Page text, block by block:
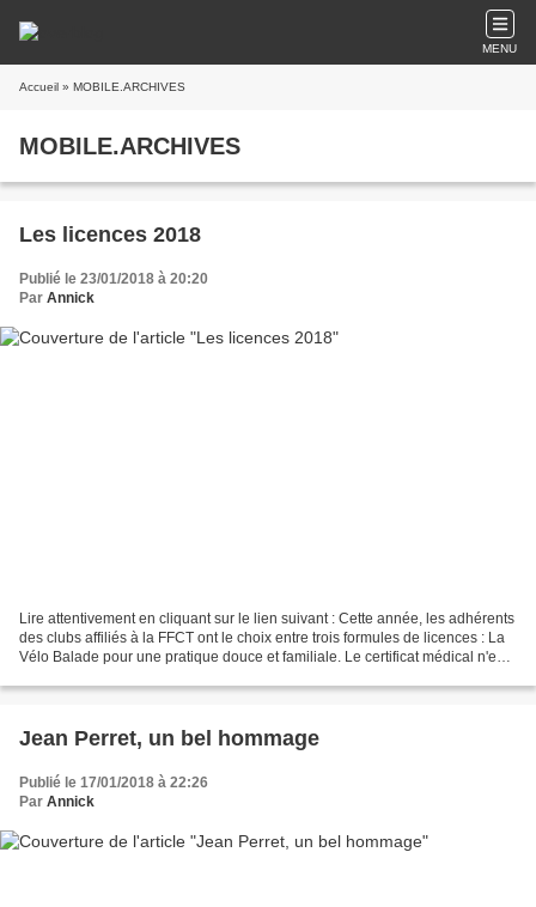
MENU
Accueil » MOBILE.ARCHIVES
MOBILE.ARCHIVES
Les licences 2018
Publié le 23/01/2018 à 20:20
Par Annick
Lire attentivement en cliquant sur le lien suivant : Cette année, les adhérents
des clubs affiliés à la FFCT ont le choix entre trois formules de licences : La
Vélo Balade pour une pratique douce et familiale. Le certificat médical n'est
Jean Perret, un bel hommage
Publié le 17/01/2018 à 22:26
Par Annick